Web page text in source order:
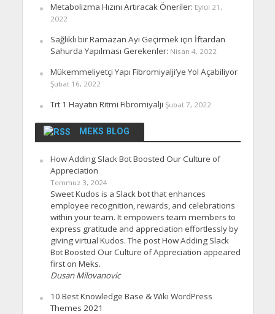
Metabolizma Hızını Artıracak Öneriler: Eylül 21,
2022
Sağlıklı bir Ramazan Ayı Geçirmek için İftardan
Sahurda Yapılması Gerekenler: Nisan 4, 2022
Mükemmeliyetçi Yapı Fibromiyalji’ye Yol Açabiliyor
Şubat 16, 2022
Trt 1 Hayatın Ritmi Fibromiyalji Şubat 7, 2022
MEKS BLOG
How Adding Slack Bot Boosted Our Culture of
Appreciation
Temmuz 3, 2024
Sweet Kudos is a Slack bot that enhances
employee recognition, rewards, and celebrations
within your team. It empowers team members to
express gratitude and appreciation effortlessly by
giving virtual Kudos. The post How Adding Slack
Bot Boosted Our Culture of Appreciation appeared
first on Meks.
Dusan Milovanovic
10 Best Knowledge Base & Wiki WordPress
Themes 2021